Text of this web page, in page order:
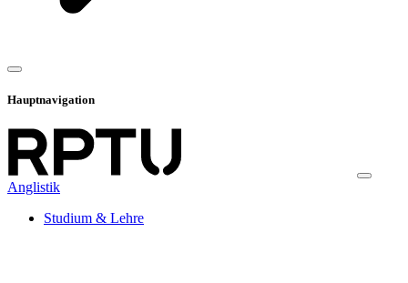
Hauptnavigation
Anglistik
Studium & Lehre